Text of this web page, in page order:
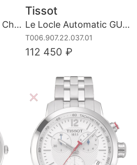
PRC 200 Automatic Chronograph Gent
Tissot
Le Locle Automatic GUM Limited Edition
T006.907.22.037.01
112 450 ₽